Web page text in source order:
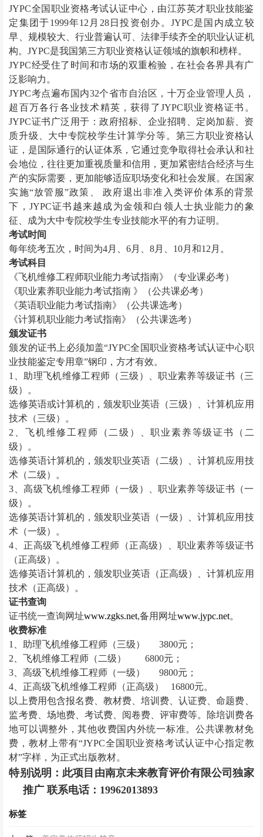
JYPC全国职业资格考试认证中心，由江苏英才职业技能鉴
定集团于1999年12 月 28日投资创办。 JYPC是国内成立较
早、规模较大、行业普遍认可、法律手续齐全的职业认证机
构。JYPC是我国第三方职业资格认证领域的旗帜和榜样。
JYPC经受住了时间和市场的双重检验，在社会各界具有广
泛影响力。
JYPC考点遍布国内32个省市自治区，十万企业管理人员，
超百万各行各业技术精英，获得了JYPC职业资格证书。
JYPC证书广泛用于：政府招标、企业招聘、定岗加薪、资
质升级、大中专院校学生计算学分等。第三方职业资格认
证，是国际通行的认证体系，它通过竞争取得社会承认和社
会地位，往往更加重视质量和信用，更加紧密结合经济与生
产的实际需要，更加能够适应职场变化和社会发展。在国家
实施“放管服”政策、 政府退出非准入类评价体系的背景
下， JYPC证书越来越成为金领和白领人士执业能力的象
征、成为大中专院校学生专业技能水平的有力证明。
考试时间
每年统考五次，时间为4月、6月、8月、 10月和12 月。
考试科目
《飞机维修工程师职业能力考试指南》（专业课必考）
《职业素养职业能力考试指南 》（公共课必考）
《英语职业能力考试指南》（公共课选考）
《计算机职业能力考试指南》（公共课选考）
颁发证书
颁发的证书上必须加盖“JYPC全国职业资格考试认证中心职
业技能鉴定专用章”钢印，方才有效。
1
、助理飞机维修工程师（三级）、职业素养等级证书（三
级）。
选修英语或计算机的，颁发职业英语（三级）、计算机应用
技术（三级）。
2 、飞机维修工程师（二级）、职业素养等级证书（二
级）。
选修英语计算机的，颁发职业英语（二级）、计算机应用技
术（二级）。
3 、高级飞机维修工程师（一级）、职业素养等级证书（一
级）。
选修英语计算机的，颁发职业英语（一级）、计算机应用技
术（一级）。
4 、正高级飞机维修工程师（正高级）、职业素养等级证书
（正高级）。
选修英语计算机的，颁发职业英语（正高级）、计算机应用
技术（正高级）。
证书查询
证书统一查询网址www.zgks.net,备用网址www.jypc.net。
收费标准
1
、助理飞机维修工程师（三级） 3800元；
2 、飞机维修工程师（二级） 6800元；
3 、高级飞机维修工程师（一级） 9800元；
4 、正高级飞机维修工程师（正高级） 16800元。
以上费用包含报名费、教材费、培训费、认证费、命题费、
监考费、场地费、考试费、阅卷费、评审费等。除培训费各
地可以调整外，其他收费国内外统一标准。公共课教材免
费，教材上带有“JYPC全国职业资格考试认证中心指定教
材”字样，为正式出版教材。
特别说明：此项目由南京未来教育评价有限公司独家
推广 联系电话： 19962013893
标签